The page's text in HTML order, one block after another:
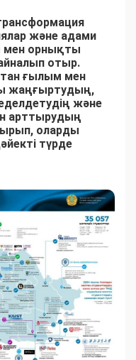
және адами
мен орнықты
отыр.
ғылым мен
жаңғыртудың,
және
арттырудың
оларды
түрде